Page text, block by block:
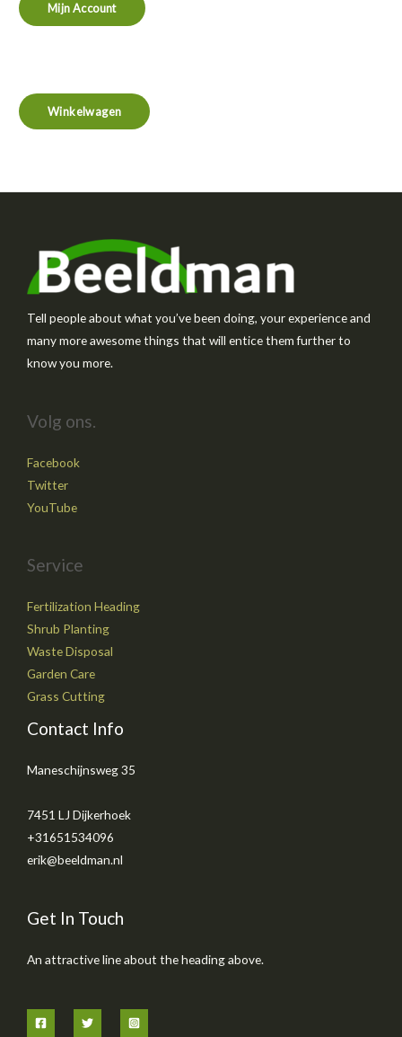
Mijn Account
Winkelwagen
Tell people about what you’ve been doing, your experience and
many more awesome things that will entice them further to
know you more.
Volg ons.
Facebook
Twitter
YouTube
Service
Fertilization Heading
Shrub Planting
Waste Disposal
Garden Care
Grass Cutting
Contact Info
Maneschijnsweg 35
7451 LJ Dijkerhoek
+31651534096
erik@beeldman.nl
Get In Touch
An attractive line about the heading above.